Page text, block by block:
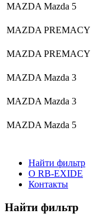
MAZDA Mazda 5
MAZDA PREMACY
MAZDA PREMACY
MAZDA Mazda 3
MAZDA Mazda 3
MAZDA Mazda 5
Найти фильтр
О RB-EXIDE
Контакты
Найти фильтр